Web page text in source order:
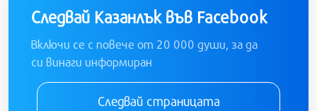
Следвай Казанлък във Facebook
Включи се с повече от 20 000 души, за да
си винаги информиран
Следвай страницата